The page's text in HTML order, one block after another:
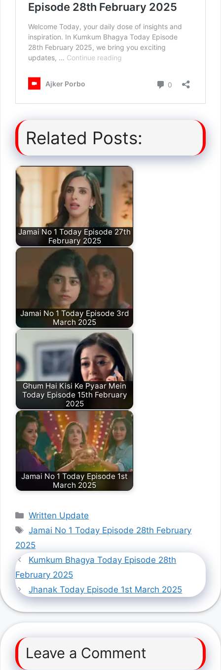
Related Posts:
Jamai No 1 Today Episode 27th
February 2025
Jamai No 1 Today Episode 3rd
March 2025
Ghum Hai Kisi Ke Pyaar Mein
Today Episode 15th February
2025
Jamai No 1 Today Episode 1st
March 2025
Categories
Written Update
Tags
Jamai No 1 Today Episode 28th February
2025
Kumkum Bhagya Today Episode 28th
February 2025
Jhanak Today Episode 1st March 2025
Leave a Comment